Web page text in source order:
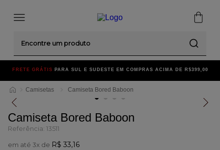
FRETE GRÁTIS PARA SUL E SUDESTE EM COMPRAS ACIMA DE R$399,00
Camisetas Camiseta Bored Baboon
Camiseta Bored Baboon
Referência: 13511
em até 3x de R$ 33,16